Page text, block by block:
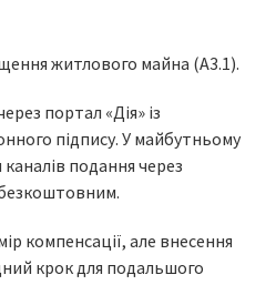
житлового майна (A3.1).
портал «Дія» із
підпису. У майбутньому
подання через
компенсації, але внесення
крок для подальшого